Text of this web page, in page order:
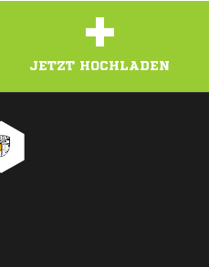
+
JETZT HOCHLADEN